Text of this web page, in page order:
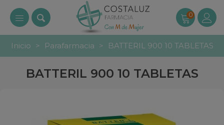
0
Inicio > Parafarmacia > BATTERIL 900 10 TABLETAS
BATTERIL 900 10 TABLETAS